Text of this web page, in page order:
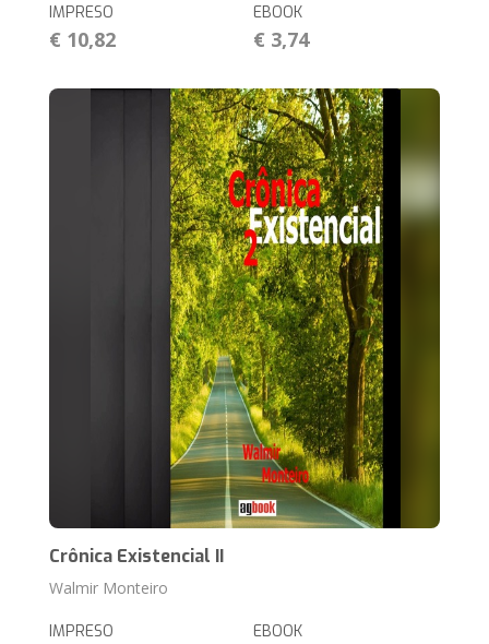
IMPRESO
€ 10,82
EBOOK
€ 3,74
Crônica Existencial II
Walmir Monteiro
IMPRESO EBOOK